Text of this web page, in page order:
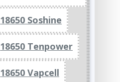
18650 Soshine
18650 Tenpower
18650 Vapcell